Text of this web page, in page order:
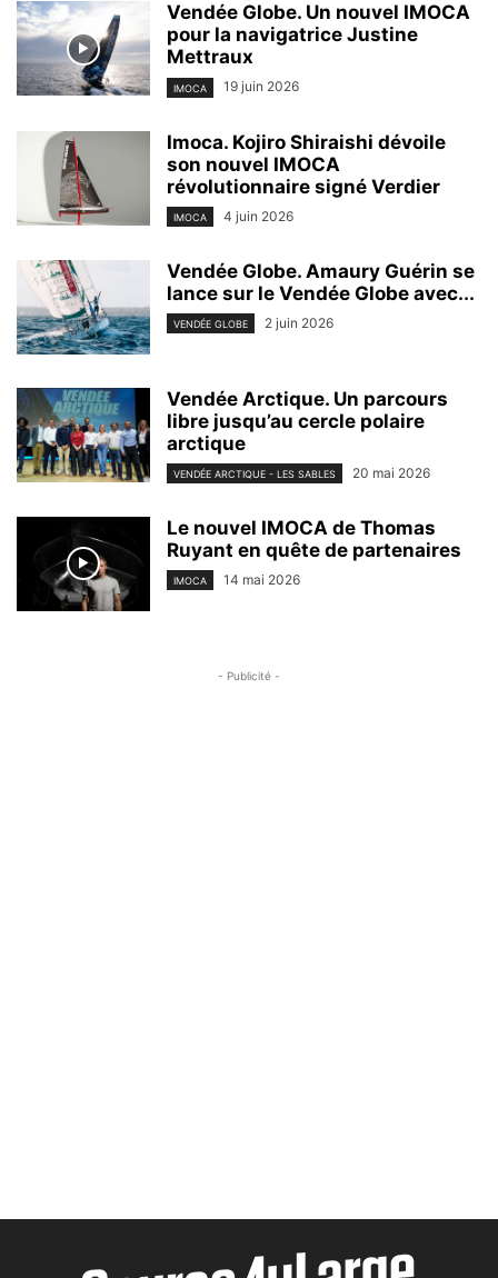
Vendée Globe. Un nouvel IMOCA
pour la navigatrice Justine
Mettraux
IMOCA 19 juin 2026
Imoca. Kojiro Shiraishi dévoile
son nouvel IMOCA
révolutionnaire signé Verdier
IMOCA 4 juin 2026
Vendée Globe. Amaury Guérin se
lance sur le Vendée Globe avec...
VENDÉE GLOBE 2 juin 2026
Vendée Arctique. Un parcours
libre jusqu’au cercle polaire
arctique
VENDÉE ARCTIQUE - LES SABLES 20 mai 2026
Le nouvel IMOCA de Thomas
Ruyant en quête de partenaires
IMOCA 14 mai 2026
- Publicité -